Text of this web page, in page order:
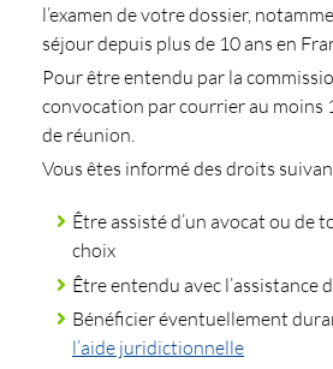
l’examen de votre dossier,
séjour depuis plus de 10 ans en
Pour être entendu par la
convocation par courrier au moins
de réunion.
Vous êtes informé des droits
Être assisté d’un avocat ou de
choix
Être entendu avec l’assistance
Bénéficier éventuellement
l’aide juridictionnelle